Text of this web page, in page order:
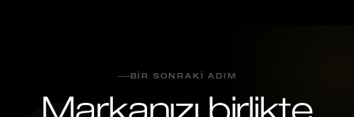
BIR SONRAKI ADIM